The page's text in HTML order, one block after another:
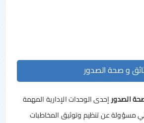
و صحة الصدور
الصدورإحدى الوحدات الإدارية المهمة
مسؤولة عن تنظيم وتوثيق المخاطبات